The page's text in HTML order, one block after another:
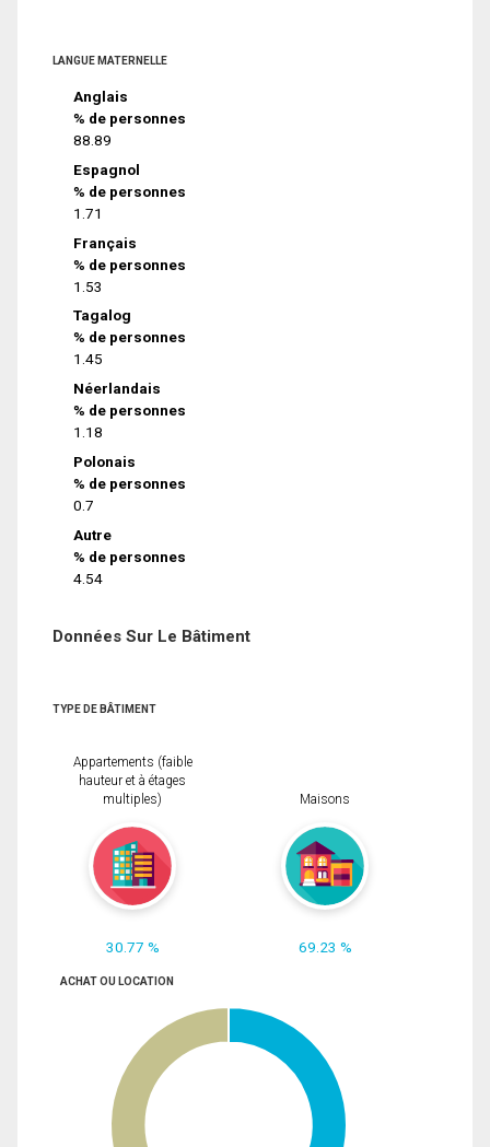
LANGUE MATERNELLE
Anglais
% de personnes
88.89
Espagnol
% de personnes
1.71
Français
% de personnes
1.53
Tagalog
% de personnes
1.45
Néerlandais
% de personnes
1.18
Polonais
% de personnes
0.7
Autre
% de personnes
4.54
Données Sur Le Bâtiment
TYPE DE BÂTIMENT
Appartements (faible
hauteur et à étages
multiples)
30.77 %
Maisons
69.23 %
ACHAT OU LOCATION